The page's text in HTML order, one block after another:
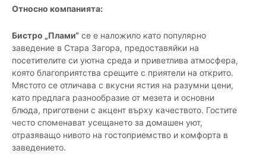
Относно компанията:
Бистро „Плами“ се е наложило като популярно
заведение в Стара Загора, предоставяйки на
посетителите си уютна среда и приветлива атмосфера,
която благоприятства срещите с приятели на открито.
Мястото се отличава с вкусни ястия на разумни цени,
като предлага разнообразие от мезета и основни
блюда, приготвени с акцент върху качеството. Гостите
често споменават усещането за домашен уют,
отразяващо нивото на гостоприемство и комфорта в
заведението.